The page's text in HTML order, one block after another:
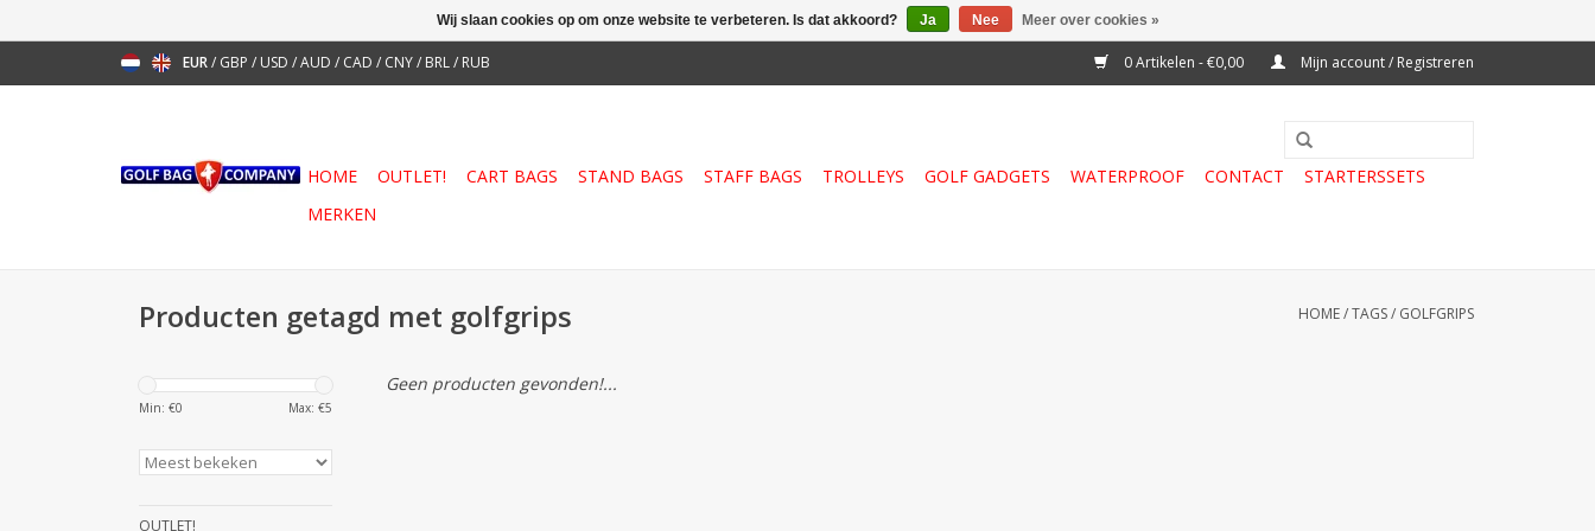
EUR/ GBP / USD /AUD / CAD / CNY/ BRL/ RUB 0 Artikelen - €0,00 Mijn account / Registreren
HOME OUTLET! CART BAGS STAND BAGS STAFF BAGS TROLLEYS GOLF GADGETS WATERPROOF CONTACT
STARTERSSETS
MERKEN
Producten getagd met golfgrips HOME/TAGS/ GOLFGRIPS
Min: €0 Max: €5
OUTLET!
Geen producten gevonden!...
Wij slaan cookies op om onze website te verbeteren. Is dat akkoord? Ja Nee Meer over cookies »